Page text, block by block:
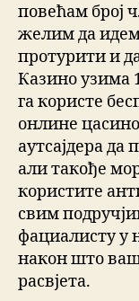
повећам број
желим да
протурити и
Казино узима
га користе
онлине
аутсајдера да
али такође
користите
свим
фациалисту у
након што
расвјета.